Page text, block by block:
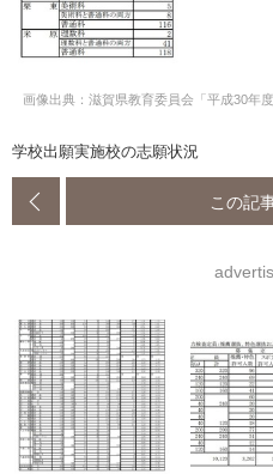
画像出典：滋賀県教育委員会「平成30年
学校出願実施校の志願状況
この記